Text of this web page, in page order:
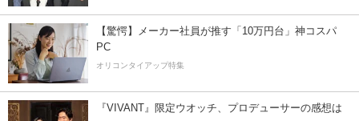
【驚愕】メーカー社員が推す「10万円台」神コスパ
PC
オリコンタイアップ特集
『VIVANT』限定ウオッチ、プロデューサーの感想は